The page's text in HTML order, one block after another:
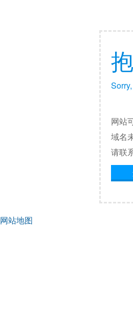
网站
域名
请联
网站地图